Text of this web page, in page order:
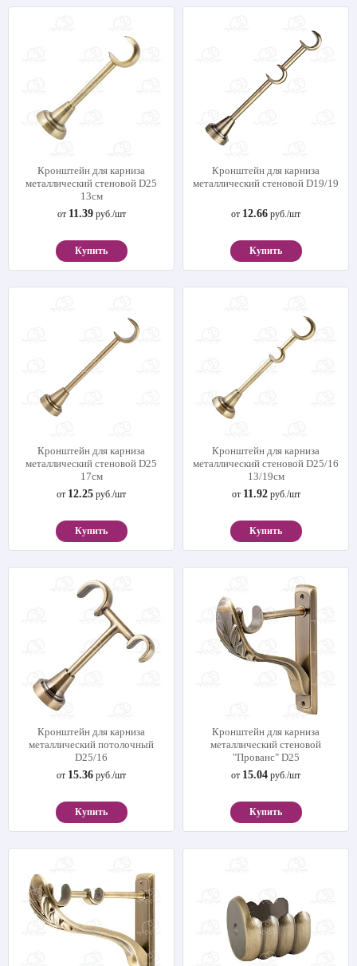
Кронштейн для карниза
металлический стеновой D25
13см
от 11.39руб./шт
Купить
Кронштейн для карниза
металлический стеновой D19/19
от 12.66 руб./шт
Купить
Кронштейн для карниза
металлический стеновой D25
17см
от 12.25 руб./шт
Купить
Кронштейн для карниза
металлический стеновой D25/16
13/19см
от 11.92руб./шт
Купить
Кронштейн для карниза
металлический потолочный
D25/16
от 15.36 руб./шт
Купить
Кронштейн для карниза
металлический стеновой
"Прованс" D25
от 15.04 руб./шт
Купить